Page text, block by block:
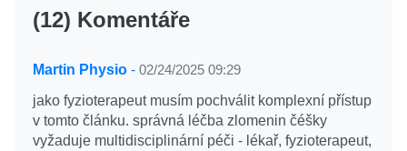
(12) Komentáře
Martin Physio - 02/24/2025 09:29
jako fyzioterapeut musím pochválit komplexní přístup
v tomto článku. správná léčba zlomenin čéšky
vyžaduje multidisciplinární péči - lékař, fyzioterapeut,